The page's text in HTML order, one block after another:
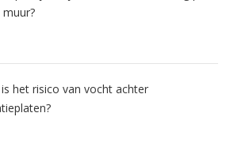
het risico van vocht achter